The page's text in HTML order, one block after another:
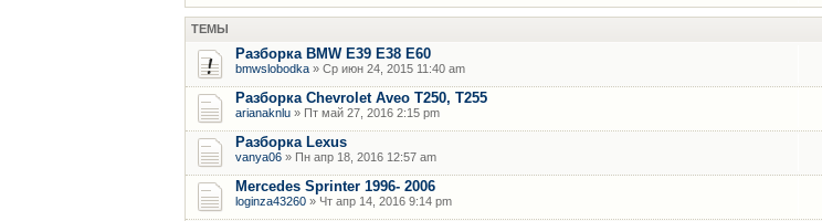
ТЕМЫ
Разборка BMW E39 E38 E60
bmwslobodka » Ср июн 24, 2015 11:40 am
Разборка Chevrolet Aveo T250, T255
arianaknlu » Пт май 27, 2016 2:15 pm
Разборка Lexus
vanya06 » Пн апр 18, 2016 12:57 am
Mercedes Sprinter 1996- 2006
loginza43260 » Чт апр 14, 2016 9:14 pm